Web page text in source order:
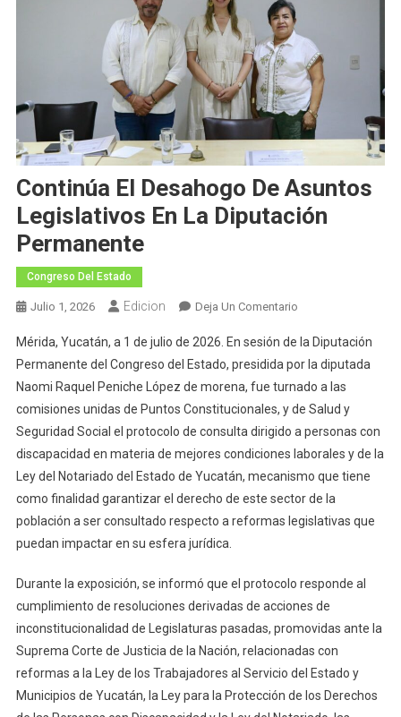
Continúa El Desahogo De Asuntos
Legislativos En La Diputación
Permanente
Congreso Del Estado
Julio 1, 2026 Edicion Deja Un ComentarioEn
El
Desahogo
De
Asuntos
Legislativos
En
Diputación
Mérida, Yucatán, a 1 de julio de 2026. En sesión de la Diputación
Permanente del Congreso del Estado, presidida por la diputada
Naomi Raquel Peniche López de morena, fue turnado a las
comisiones unidas de Puntos Constitucionales, y de Salud y
Seguridad Social el protocolo de consulta dirigido a personas con
discapacidad en materia de mejores condiciones laborales y de la
Ley del Notariado del Estado de Yucatán, mecanismo que tiene
como finalidad garantizar el derecho de este sector de la
población a ser consultado respecto a reformas legislativas que
puedan impactar en su esfera jurídica.
Durante la exposición, se informó que el protocolo responde al
cumplimiento de resoluciones derivadas de acciones de
inconstitucionalidad de Legislaturas pasadas, promovidas ante la
Suprema Corte de Justicia de la Nación, relacionadas con
reformas a la Ley de los Trabajadores al Servicio del Estado y
Municipios de Yucatán, la Ley para la Protección de los Derechos